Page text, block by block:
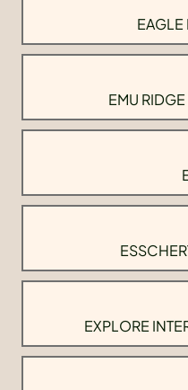
EAGLE
EMU
EXPLORE